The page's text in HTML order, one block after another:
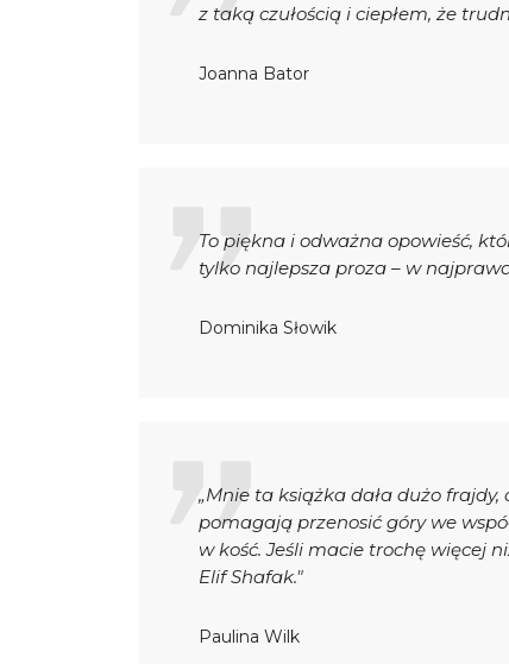
z taką czułością i ciepłem, że
Joanna Bator
To piękna i odważna opowieść,
tylko najlepsza proza – w
Dominika Słowik
„Mnie ta książka dała dużo
pomagają przenosić góry we
w kość. Jeśli macie trochę więcej
Elif Shafak."
Paulina Wilk